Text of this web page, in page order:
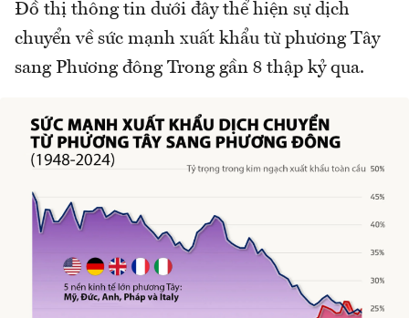
Đồ thị thông tin dưới đây thể hiện sự dịch
chuyển về sức mạnh xuất khẩu từ phương Tây
sang Phương đông Trong gần 8 thập kỷ qua.